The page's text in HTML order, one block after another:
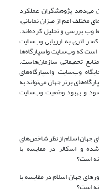
می‌دهد پژوهشگران عملکرد
مختلف اعم از میزان نمایانی،
وب بررسی و تحلیل کرده‌اند.
اثری به ارزیابی وب‌سایت
است که وب‌سایت واسپارگاه‌ها
تحقیقاتی سازمان‌هاست.
وب‌سایت‌ واسپارگاه‌های
برتر جهان می‌تواند به
و بهبود وضعیت وب‌سایت‌
جهان اسلام از نظر شاخص‌های
و اسکالر در مقایسه با
است؟
جهان اسلام در مقایسه با
است؟